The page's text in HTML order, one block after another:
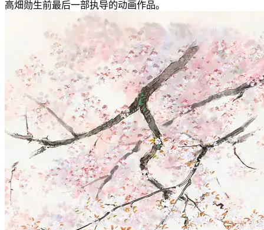
高畑勋生前最后一部执导的动画作品。